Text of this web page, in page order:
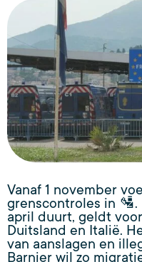
Vanaf 1 november
grenscontroles in 🛂.
april duurt, geldt
Duitsland en Italië.
van aanslagen en
Barnier wil zo